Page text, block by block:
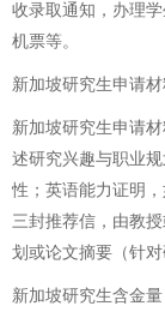
收录取通知，办理
机票等。
新加坡研究生申请
新加坡研究生申请
述研究兴趣与职业
性；英语能力证明
三封推荐信，由教
划或论文摘要（针对
新加坡研究生含金量